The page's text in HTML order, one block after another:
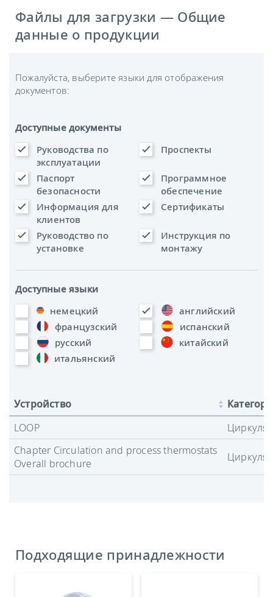
Файлы для загрузки — Общие
данные о продукции
Пожалуйста, выберите языки для отображения
документов:
Доступные документы
Руководства по
эксплуатации
Проспекты
Паспорт
безопасности
Программное
обеспечение
Информация для
клиентов
Сертификаты
Руководство по
установке
Инструкция по
монтажу
Доступные языки
немецкий
английский
французский
испанский
русский
китайский
итальянский
Устройство
LOOP
Chapter Circulation and process thermostats
Overall brochure
Подходящие принадлежности